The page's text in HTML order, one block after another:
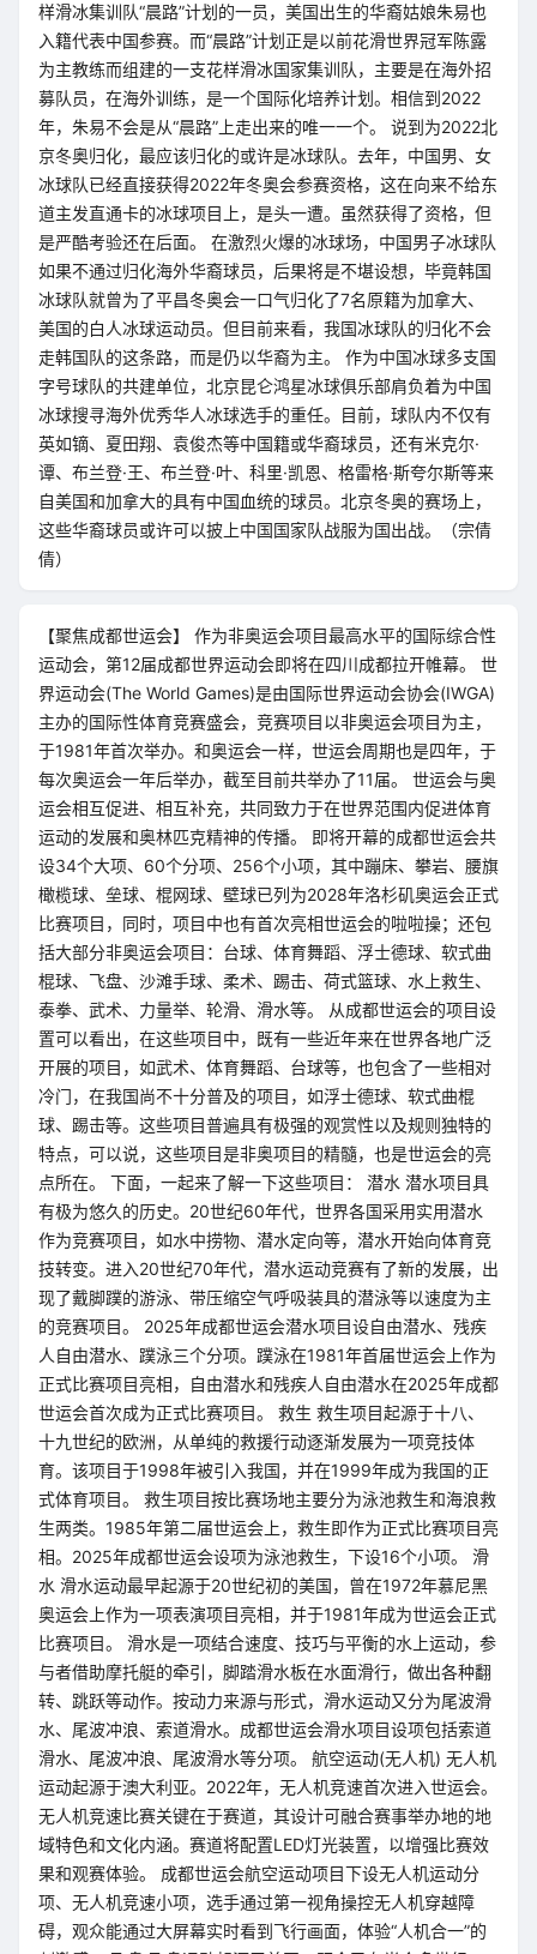
样滑冰集训队“晨路”计划的一员，美国出生的华裔姑娘朱易也
入籍代表中国参赛。而“晨路”计划正是以前花滑世界冠军陈露
为主教练而组建的一支花样滑冰国家集训队，主要是在海外招
募队员，在海外训练，是一个国际化培养计划。相信到2022
年，朱易不会是从“晨路”上走出来的唯一一个。 说到为2022北
京冬奥归化，最应该归化的或许是冰球队。去年，中国男、女
冰球队已经直接获得2022年冬奥会参赛资格，这在向来不给东
道主发直通卡的冰球项目上，是头一遭。虽然获得了资格，但
是严酷考验还在后面。 在激烈火爆的冰球场，中国男子冰球队
如果不通过归化海外华裔球员，后果将是不堪设想，毕竟韩国
冰球队就曾为了平昌冬奥会一口气归化了7名原籍为加拿大、
美国的白人冰球运动员。但目前来看，我国冰球队的归化不会
走韩国队的这条路，而是仍以华裔为主。 作为中国冰球多支国
字号球队的共建单位，北京昆仑鸿星冰球俱乐部肩负着为中国
冰球搜寻海外优秀华人冰球选手的重任。目前，球队内不仅有
英如镝、夏田翔、袁俊杰等中国籍或华裔球员，还有米克尔·
谭、布兰登·王、布兰登·叶、科里·凯恩、格雷格·斯夸尔斯等来
自美国和加拿大的具有中国血统的球员。北京冬奥的赛场上，
这些华裔球员或许可以披上中国国家队战服为国出战。（宗倩
倩）
【聚焦成都世运会】 作为非奥运会项目最高水平的国际综合性
运动会，第12届成都世界运动会即将在四川成都拉开帷幕。 世
界运动会(The World Games)是由国际世界运动会协会(IWGA)
主办的国际性体育竞赛盛会，竞赛项目以非奥运会项目为主，
于1981年首次举办。和奥运会一样，世运会周期也是四年，于
每次奥运会一年后举办，截至目前共举办了11届。 世运会与奥
运会相互促进、相互补充，共同致力于在世界范围内促进体育
运动的发展和奥林匹克精神的传播。 即将开幕的成都世运会共
设34个大项、60个分项、256个小项，其中蹦床、攀岩、腰旗
橄榄球、垒球、棍网球、壁球已列为2028年洛杉矶奥运会正式
比赛项目，同时，项目中也有首次亮相世运会的啦啦操；还包
括大部分非奥运会项目：台球、体育舞蹈、浮士德球、软式曲
棍球、飞盘、沙滩手球、柔术、踢击、荷式篮球、水上救生、
泰拳、武术、力量举、轮滑、滑水等。 从成都世运会的项目设
置可以看出，在这些项目中，既有一些近年来在世界各地广泛
开展的项目，如武术、体育舞蹈、台球等，也包含了一些相对
冷门，在我国尚不十分普及的项目，如浮士德球、软式曲棍
球、踢击等。这些项目普遍具有极强的观赏性以及规则独特的
特点，可以说，这些项目是非奥项目的精髓，也是世运会的亮
点所在。 下面，一起来了解一下这些项目： 潜水 潜水项目具
有极为悠久的历史。20世纪60年代，世界各国采用实用潜水
作为竞赛项目，如水中捞物、潜水定向等，潜水开始向体育竞
技转变。进入20世纪70年代，潜水运动竞赛有了新的发展，出
现了戴脚蹼的游泳、带压缩空气呼吸装具的潜泳等以速度为主
的竞赛项目。 2025年成都世运会潜水项目设自由潜水、残疾
人自由潜水、蹼泳三个分项。蹼泳在1981年首届世运会上作为
正式比赛项目亮相，自由潜水和残疾人自由潜水在2025年成都
世运会首次成为正式比赛项目。 救生 救生项目起源于十八、
十九世纪的欧洲，从单纯的救援行动逐渐发展为一项竞技体
育。该项目于1998年被引入我国，并在1999年成为我国的正
式体育项目。 救生项目按比赛场地主要分为泳池救生和海浪救
生两类。1985年第二届世运会上，救生即作为正式比赛项目亮
相。2025年成都世运会设项为泳池救生，下设16个小项。 滑
水 滑水运动最早起源于20世纪初的美国，曾在1972年慕尼黑
奥运会上作为一项表演项目亮相，并于1981年成为世运会正式
比赛项目。 滑水是一项结合速度、技巧与平衡的水上运动，参
与者借助摩托艇的牵引，脚踏滑水板在水面滑行，做出各种翻
转、跳跃等动作。按动力来源与形式，滑水运动又分为尾波滑
水、尾波冲浪、索道滑水。成都世运会滑水项目设项包括索道
滑水、尾波冲浪、尾波滑水等分项。 航空运动(无人机) 无人机
运动起源于澳大利亚。2022年，无人机竞速首次进入世运会。
无人机竞速比赛关键在于赛道，其设计可融合赛事举办地的地
域特色和文化内涵。赛道将配置LED灯光装置，以增强比赛效
果和观赛体验。 成都世运会航空运动项目下设无人机运动分
项、无人机竞速小项，选手通过第一视角操控无人机穿越障
碍，观众能通过大屏幕实时看到飞行画面，体验“人机合一”的